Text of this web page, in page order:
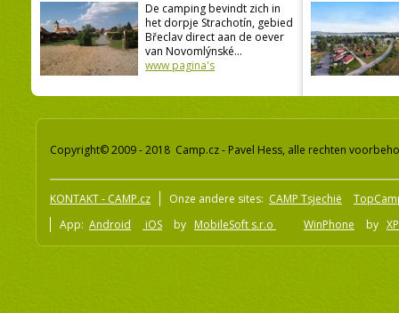
De camping bevindt zich in
het dorpje Strachotín, gebied
Břeclav direct aan de oever
van Novomlýnské...
www pagina's
Copyright© 2009 - 2018 Camp.cz - Pavel Hess, alle rechten
KONTAKT - CAMP.cz Onze andere sites: CAMP Tsjechië
App: Android iOS by MobileSoft s.r.o WinPhone by